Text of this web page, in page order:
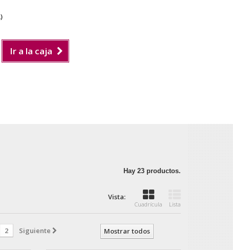
Ir a la caja
Hay 23 productos.
Vista:
Cuadrícula Lista
Mostrar todos
2 Siguiente